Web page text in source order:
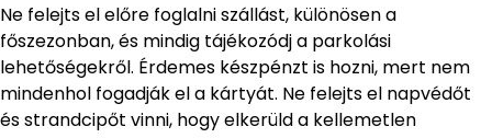
Ne felejts el előre foglalni szállást, különösen a
főszezonban, és mindig tájékozódj a parkolási
lehetőségekről. Érdemes készpénzt is hozni, mert nem
mindenhol fogadják el a kártyát. Ne felejts el napvédőt
és strandcipőt vinni, hogy elkerüld a kellemetlen